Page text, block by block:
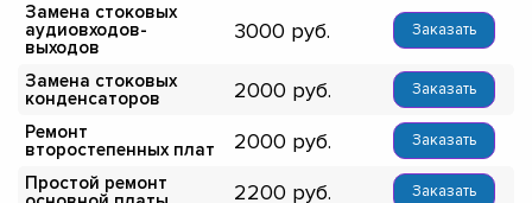
Замена стоковых
аудиовходов-
выходов
3000 Заказать
Замена стоковых
конденсаторов
2000 Заказать
Ремонт
второстепенных плат
2000 Заказать
Простой ремонт
2200 Заказать